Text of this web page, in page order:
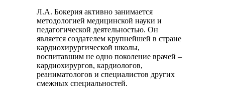
Л.А. Бокерия активно занимается
методологией медицинской науки и
педагогической деятельностью. Он
является создателем крупнейшей в стране
кардиохирургической школы,
воспитавшим не одно поколение врачей –
кардиохирургов, кардиологов,
реаниматологов и специалистов других
смежных специальностей.